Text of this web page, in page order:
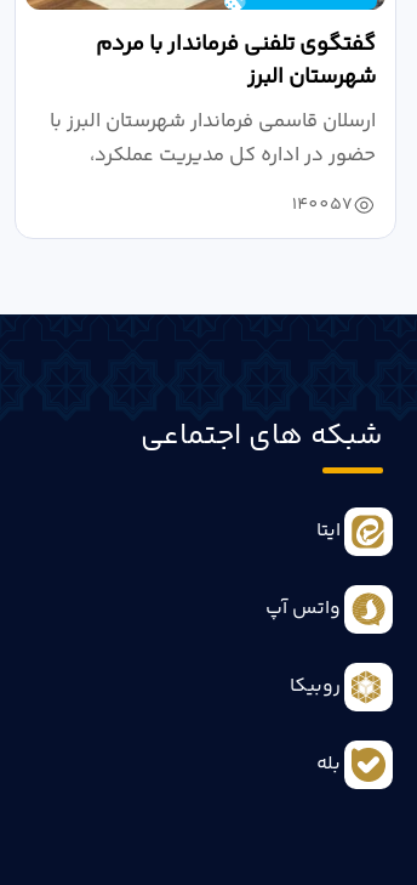
گفتگوی تلفنی فرماندار با مردم
شهرستان البرز
ارسلان قاسمی فرماندار شهرستان البرز با
حضور در اداره کل مدیریت عملکرد،
بازرسی...
140057
شبکه های اجتماعی
ایتا
واتس آپ
روبیکا
بله